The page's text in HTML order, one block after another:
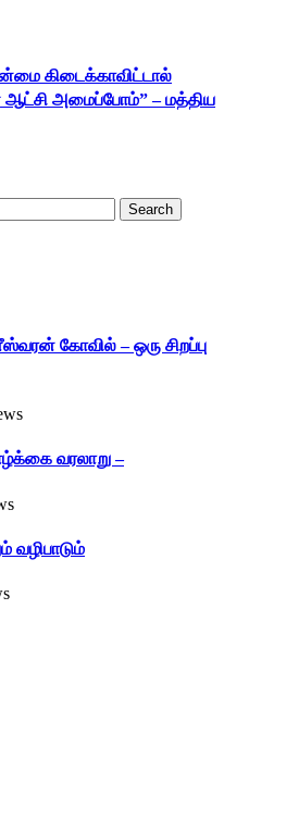
கிடைக்காவிட்டால்
ஆட்சி அமைப்போம்” – மத்திய
கோவில் – ஒரு சிறப்பு
வரலாறு –
வழிபாடும்